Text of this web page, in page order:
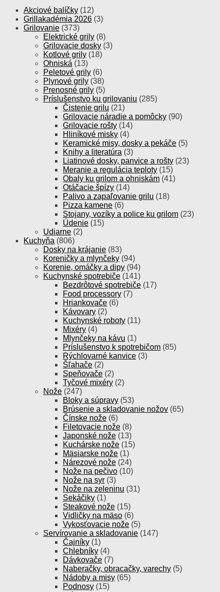
Akciové balíčky (12)
Grillakadémia 2026 (3)
Grilovanie (373)
Elektrické grily (8)
Grilovacie dosky (3)
Kotlové grily (18)
Ohniská (13)
Peletové grily (6)
Plynové grily (38)
Prenosné grily (5)
Príslušenstvo ku grilovaniu (285)
Čistenie grilu (21)
Grilovacie náradie a pomôcky (90)
Grilovacie rošty (14)
Hliníkové misky (4)
Keramické misy, dosky a pekáče (5)
Knihy a literatúra (3)
Liatinové dosky, panvice a rošty (23)
Meranie a regulácia teploty (15)
Obaly ku grilom a ohniskám (41)
Otáčacie špízy (14)
Palivo a zapaľovanie grilu (18)
Pizza kamene (6)
Stojany, vozíky a police ku grilom (23)
Údenie (15)
Udiarne (2)
Kuchyňa (806)
Dosky na krájanie (83)
Koreničky a mlynčeky (94)
Korenie, omáčky a dipy (94)
Kuchynské spotrebiče (141)
Bezdrôtové spotrebiče (17)
Food processory (7)
Hriankovače (6)
Kávovary (2)
Kuchynské roboty (11)
Mixéry (4)
Mlynčeky na kávu (1)
Príslušenstvo k spotrebičom (85)
Rýchlovarné kanvice (3)
Šľahače (2)
Speňovače (2)
Tyčové mixéry (2)
Nože (247)
Bloky a súpravy (53)
Brúsenie a skladovanie nožov (65)
Čínske nože (6)
Filetovacie nože (8)
Japonské nože (13)
Kuchárske nože (15)
Mäsiarske nože (1)
Nárezové nože (24)
Nože na pečivo (10)
Nože na syr (3)
Nože na zeleninu (31)
Sekáčiky (1)
Steakové nože (15)
Vidličky na mäso (6)
Vykosťovacie nože (5)
Servírovanie a skladovanie (147)
Čajníky (1)
Chlebníky (4)
Dávkovače (7)
Naberačky, obracačky, varechy (5)
Nádoby a misy (65)
Podnosy (15)